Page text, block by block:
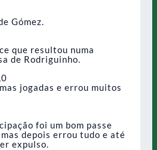
Gómez.
que resultou numa
de Rodriguinho.
jogadas e errou muitos
foi um bom passe
depois errou tudo e até
expulso.